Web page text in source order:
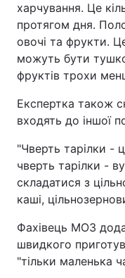
Контакти
Послуги
Тема оформлення
харчування. Це
протягом дня.
овочі та фрукти.
можуть бути
фруктів трохи
Експертка також
входять до іншої
"Чверть тарілки -
чверть тарілки -
складатися з
каші,
Фахівець МОЗ
швидкого
"тільки маленька